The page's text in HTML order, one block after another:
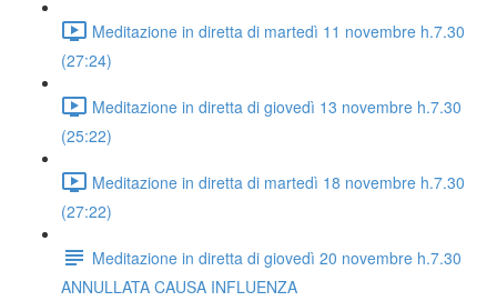
Meditazione in diretta di martedì 11 novembre h.7.30
(27:24)
Meditazione in diretta di giovedì 13 novembre h.7.30
(25:22)
Meditazione in diretta di martedì 18 novembre h.7.30
(27:22)
Meditazione in diretta di giovedì 20 novembre h.7.30
ANNULLATA CAUSA INFLUENZA